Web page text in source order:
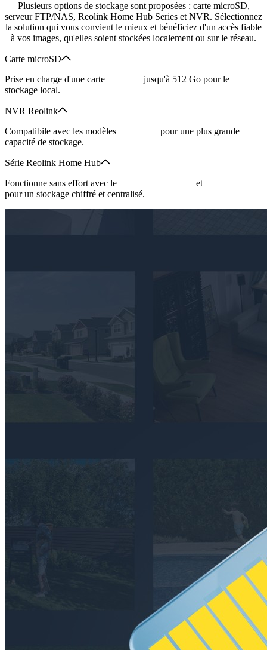
Plusieurs options de stockage sont proposées : carte microSD,
serveur FTP/NAS, Reolink Home Hub Series et NVR. Sélectionnez
la solution qui vous convient le mieux et bénéficiez d'un accès fiable
à vos images, qu'elles soient stockées localement ou sur le réseau.
Carte microSD
Prise en charge d'une carte
jusqu'à 512 Go pour le
stockage local.
NVR Reolink
Compatibile avec les modèles
pour une plus grande
capacité de stockage.
Série Reolink Home Hub
Fonctionne sans effort avec le
et
pour un stockage chiffré et centralisé.